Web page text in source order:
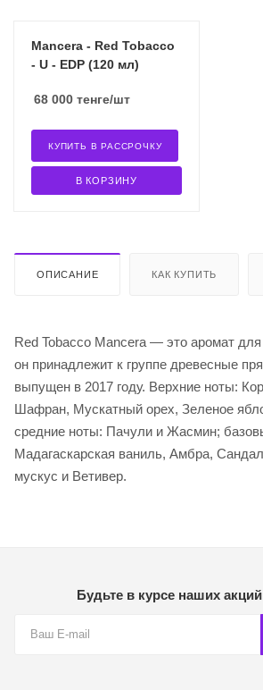
Mancera - Red Tobacco
- U - EDP (120 мл)
68 000 тенге/шт
В КОРЗИНУ
КУПИТЬ В РАССРОЧКУ
ОПИСАНИЕ КАК КУПИТЬ
Red Tobacco Mancera — это аромат
он принадлежит к группе древесные
выпущен в 2017 году. Верхние ноты:
Шафран, Мускатный орех, Зеленое
средние ноты: Пачули и Жасмин;
Мадагаскарская ваниль, Амбра,
мускус и Ветивер.
Будьте в курсе наших